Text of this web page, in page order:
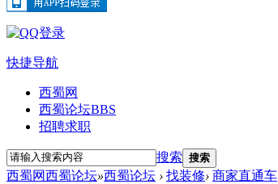
快捷导航
西蜀网
西蜀论坛BBS
招聘求职
搜索 搜索
西蜀网西蜀论坛»西蜀论坛 › 找装修› 商家直通车